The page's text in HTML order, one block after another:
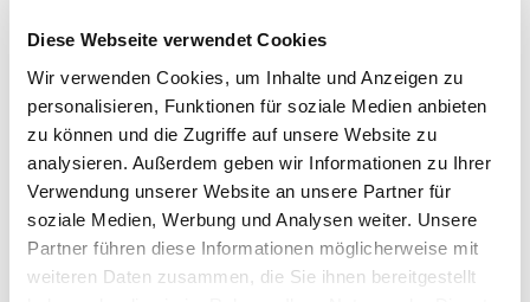
Diese Webseite verwendet Cookies
Wir verwenden Cookies, um Inhalte und Anzeigen zu
personalisieren, Funktionen für soziale Medien anbieten
zu können und die Zugriffe auf unsere Website zu
analysieren. Außerdem geben wir Informationen zu Ihrer
Verwendung unserer Website an unsere Partner für
soziale Medien, Werbung und Analysen weiter. Unsere
Partner führen diese Informationen möglicherweise mit
weiteren Daten zusammen, die Sie ihnen bereitgestellt
Handgerät eingesetzt werden. Diese benutzerfreundliche
Dekupiersäge lässt sich nicht nur einfach aufbewahren und
einstellen, sondern auch sehr leicht bedienen. Keine andere
Dekupiersäge ist benutzerfreundlicher als die Dremel Moto-
Saw.
Dokumente